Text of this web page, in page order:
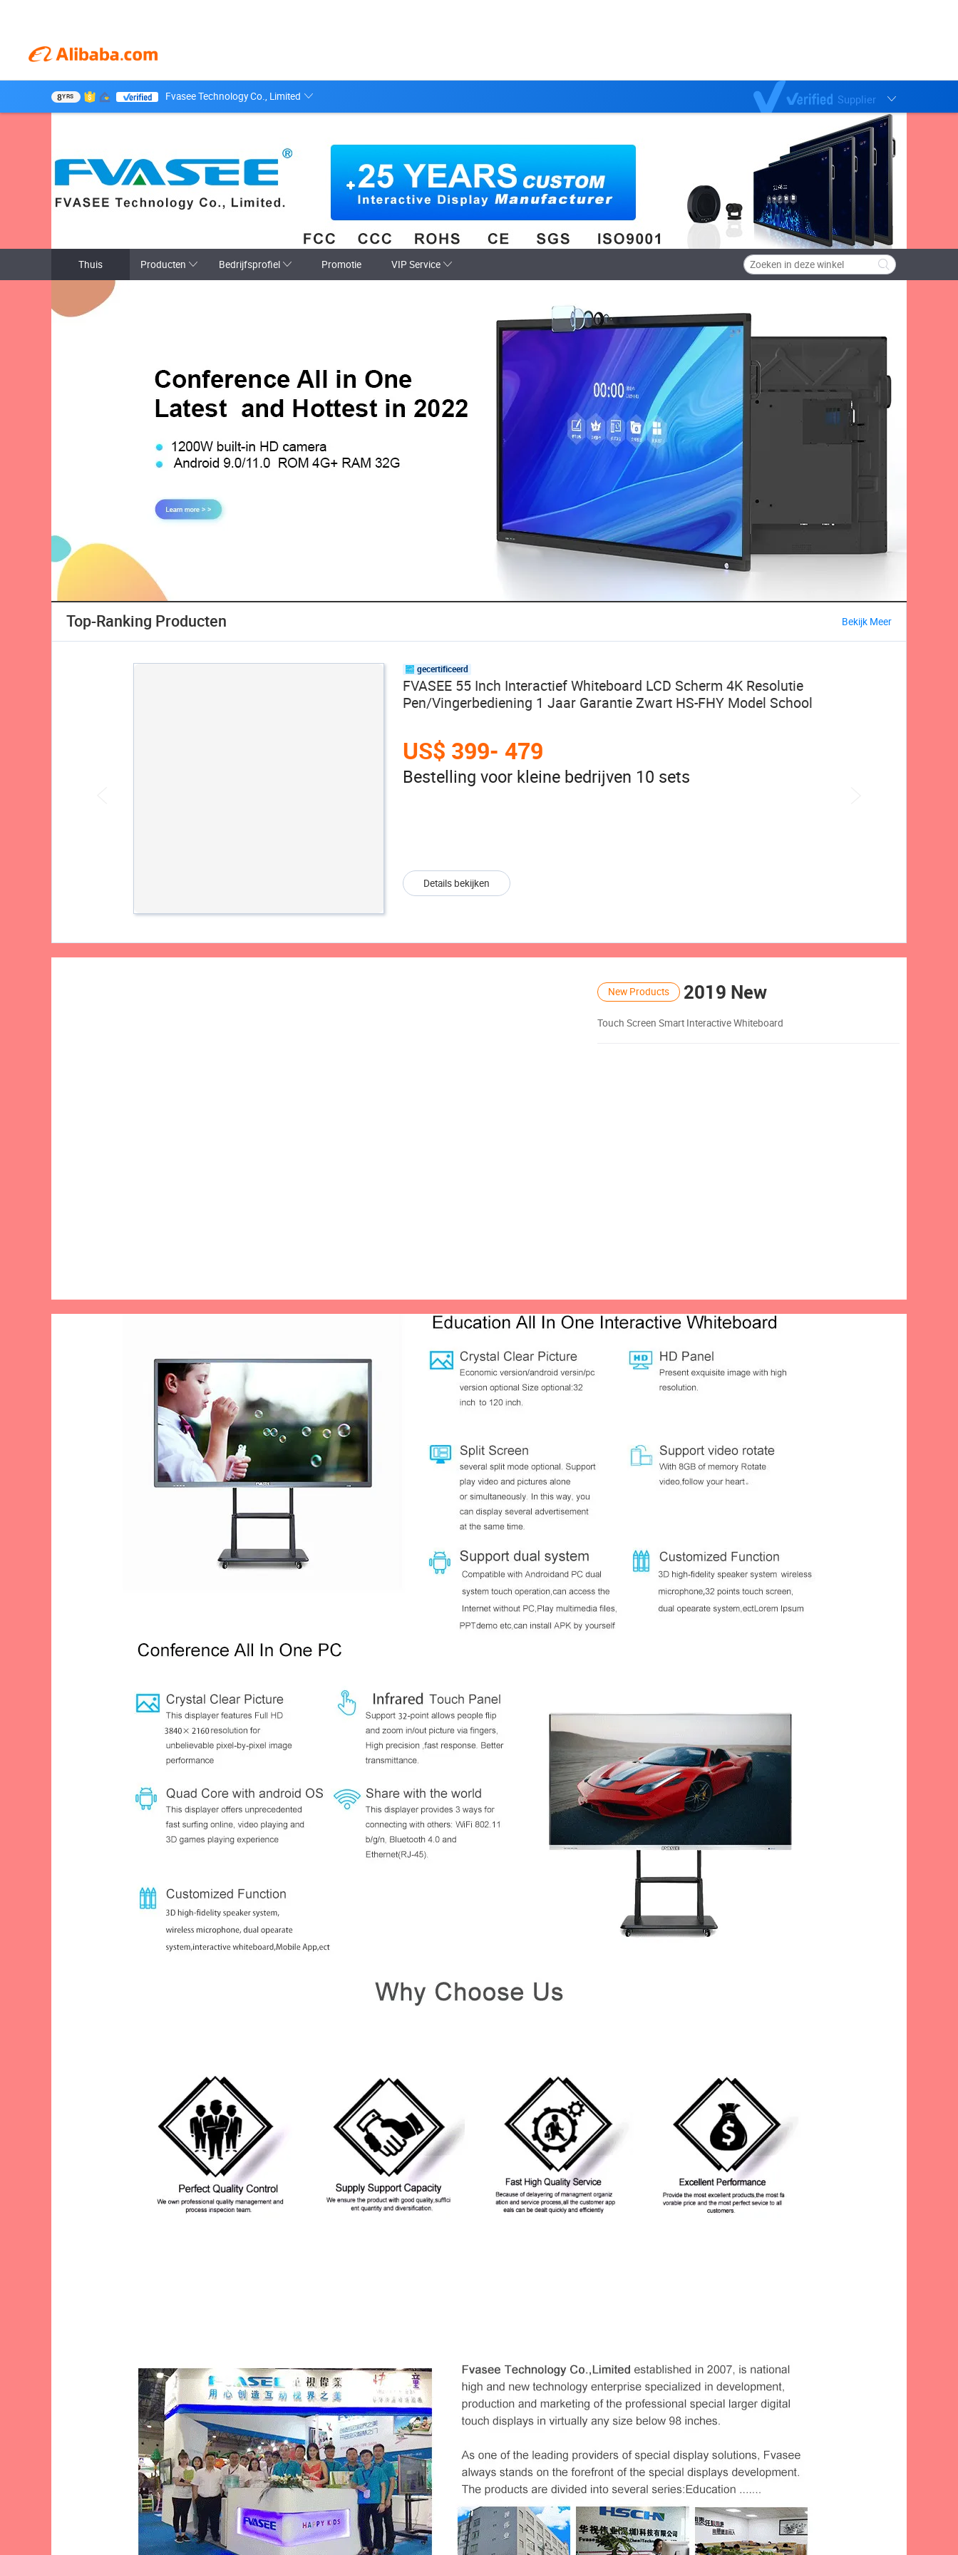
8YRS Fvasee Technology Co., Limited Supplier
Thuis Producten Bedrijfsprofiel Promotie VIP Service
Top-Ranking Producten Bekijk Meer
gecertificeerd
FVASEE 55 Inch Interactief Whiteboard LCD Scherm 4K Resolutie
Pen/Vingerbediening 1 Jaar Garantie Zwart HS-FHY Model School
US$ 399- 479
Bestelling voor kleine bedrijven 10 sets
Details bekijken
New Products 2019 New
Touch Screen Smart Interactive Whiteboard